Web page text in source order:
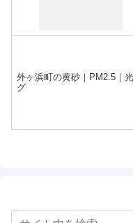
外ヶ浜町の黄砂｜PM2.5｜
グ